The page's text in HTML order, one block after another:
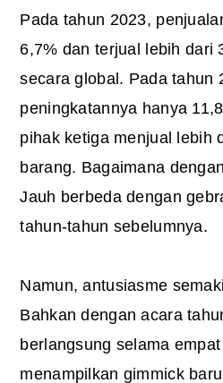
Pada tahun 2023,
6,7% dan terjual lebih dari
secara global. Pada tahun
peningkatannya hanya
pihak ketiga menjual lebih
barang. Bagaimana
Jauh berbeda dengan
tahun-tahun sebelumnya.
Namun, antusiasme
Bahkan dengan acara
berlangsung selama
menampilkan gimmick